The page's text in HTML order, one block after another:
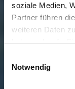
soziale Medien,
Partner führen
weiteren Daten
haben oder die
Cookies, wenn
Notwendig